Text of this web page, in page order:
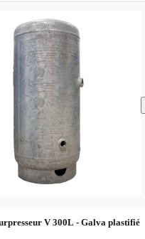
V 300L - Galva plastifié